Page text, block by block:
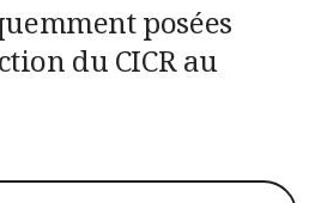
posées
du CICR au